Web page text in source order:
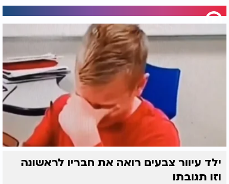
ילד עיוור צבעים רואה את חבריו לראשונה
וזו תגובתו